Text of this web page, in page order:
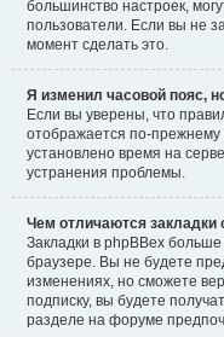
большинство настроек,
пользователи. Если вы не
момент сделать это.
Я изменил часовой пояс,
Если вы уверены, что
отображается по-прежнему
установлено время на
устранения проблемы.
Чем отличаются закладки
Закладки в phpBBex
браузере. Вы не будете
изменениях, но сможете
подписку, вы будете
разделе на форуме